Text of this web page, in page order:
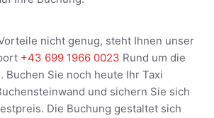
nicht genug, steht Ihnen unser
+43 699 1966 0023 Rund um die
Buchen Sie noch heute Ihr Taxi
und sichern Sie sich
Die Buchung gestaltet sich